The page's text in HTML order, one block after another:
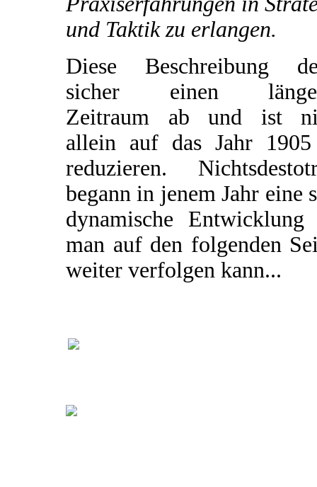
und Taktik zu erlangen.
Diese Beschreibung
sicher einen
Zeitraum ab und ist
allein auf das Jahr
reduzieren.
begann in jenem Jahr eine
dynamische Entwicklung
man auf den folgenden
weiter verfolgen kann...